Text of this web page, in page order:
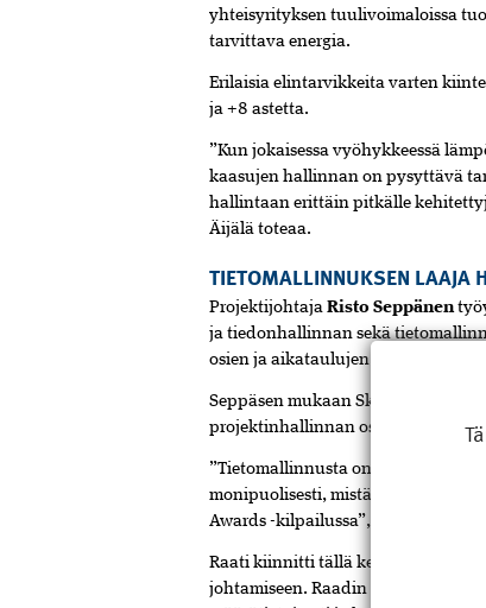
yhteisyrityksen tuulivoimaloissa
tarvittava energia.
Erilaisia elintarvikkeita varten
ja +8 astetta.
”Kun jokaisessa vyöhykkeessä
kaasujen hallinnan on pysyttävä
hallintaan erittäin pitkälle
Äijälä toteaa.
TIETOMALLINNUKSEN LAAJA
ProjektijohtajaRisto Seppänen
ja tiedonhallinnan sekä
osien ja aikataulujen
Seppäsen mukaan Skanska ja
projektinhallinnan osaamisensa.
”Tietomallinnusta on hyödynnetty
monipuolisesti, mistä osoituksena
Awards -kilpailussa”, Seppänen
Raati kiinnitti tällä kertaa erityistä
johtamiseen. Raadin mukaan